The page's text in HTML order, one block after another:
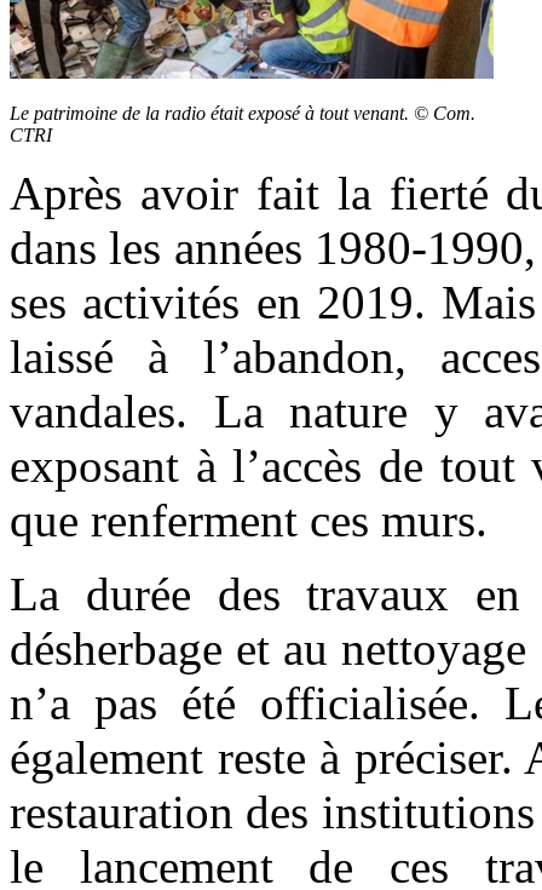
Le patrimoine de la radio était exposé à tout venant. © Com.
CTRI
Après avoir fait la fierté
dans les années 1980-
ses activités en 2019.
laissé à l’abandon,
vandales. La nature y
exposant à l’accès de
que renferment ces murs.
La durée des travaux en
désherbage et au
n’a pas été officialisée.
également reste à
restauration des
le lancement de ces